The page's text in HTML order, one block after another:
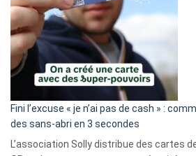
Fini l’excuse « je n’ai pas de cash » :
des sans-abri en 3 secondes
L’association Solly distribue des cartes